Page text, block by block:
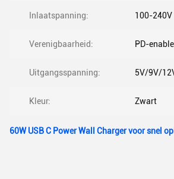
Inlaatspanning: 100-240V
Verenigbaarheid: PD-
Uitgangsspanning: 5V/9V/
Kleur: Zwart
60W USB C Power Wall Charger voor snel